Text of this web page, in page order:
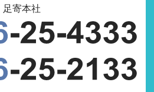
足寄本社